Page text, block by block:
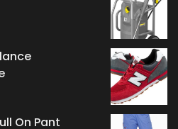
On Pant